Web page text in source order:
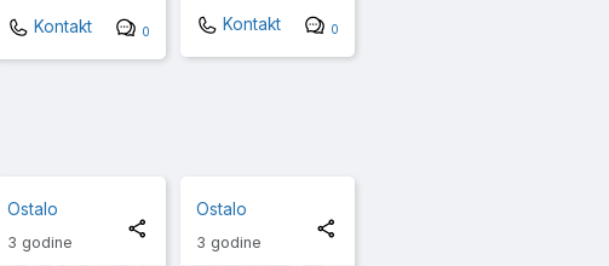
Kontakt 0 Kontakt 0
Ostalo
3 godine
Ostalo
3 godine